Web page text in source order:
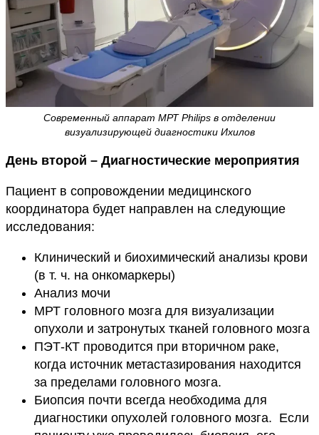
Современный аппарат МРТ Philips в отделении
визуализирующей диагностики Ихилов
День второй – Диагностические мероприятия
Пациент в сопровождении медицинского
координатора будет направлен на следующие
исследования:
Клинический и биохимический анализы крови
(в т. ч. на онкомаркеры)
Анализ мочи
МРТ головного мозга для визуализации
опухоли и затронутых тканей головного мозга
ПЭТ-КТ проводится при вторичном раке,
когда источник метастазирования находится
за пределами головного мозга.
Биопсия почти всегда необходима для
диагностики опухолей головного мозга. Если